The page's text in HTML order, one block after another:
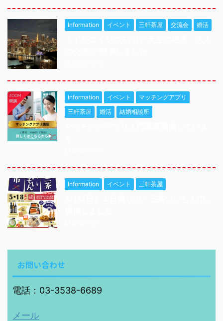
Information イベント 三軒茶屋 交流会 婚活
Information イベント
マッチングアプリ
三軒茶屋
婚活 結婚相談所
Information イベント 三軒茶屋
お問い合わせ
電話：03-3538-6689
メール